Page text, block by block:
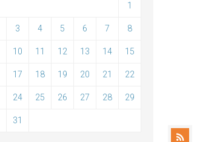
1
3 4 5 6 7 8
10 11 12 13 14 15
17 18 19 20 21 22
24 25 26 27 28 29
31